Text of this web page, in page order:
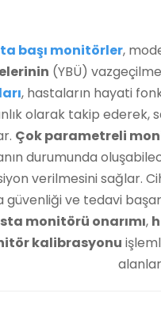
başı monitörler,
(YBÜ)
, hastaların hayati
olarak takip ederek,
Çok parametreli
durumunda
verilmesini sağlar.
güvenliği ve tedavi
monitörü onarımı,
kalibrasyonu